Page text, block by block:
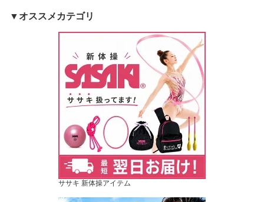
▼オススメカテゴリ
ササキ 新体操アイテム